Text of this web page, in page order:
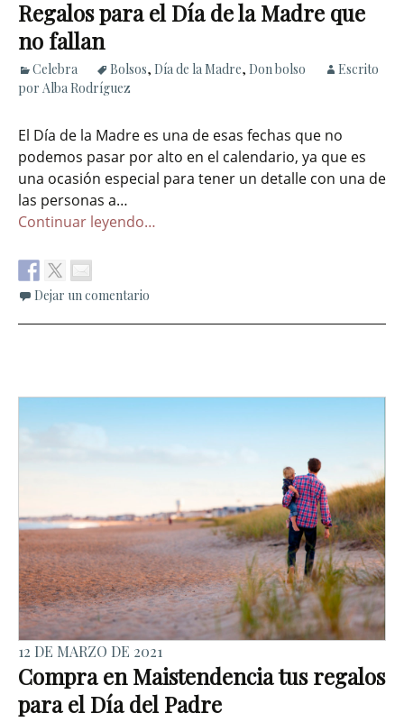
Regalos para el Día de la Madre que
no fallan
Celebra Bolsos, Día de la Madre, Don bolso
Escrito
por Alba Rodríguez
El Día de la Madre es una de esas fechas que no
podemos pasar por alto en el calendario, ya que es
una ocasión especial para tener un detalle con una de
las personas a…
Continuar leyendo…
Dejar un comentario
12 DE MARZO DE 2021
Compra en Maistendencia tus regalos
para el Día del Padre